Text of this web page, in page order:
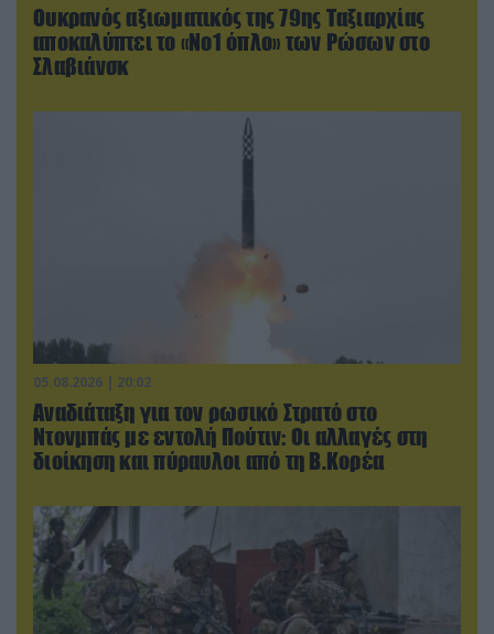
Ουκρανός αξιωματικός της 79ης Ταξιαρχίας
αποκαλύπτει το «Νο1 όπλο» των Ρώσων στο
Σλαβιάνσκ
05.08.2026 | 20:02
Αναδιάταξη για τον ρωσικό Στρατό στο
Ντονμπάς με εντολή Πούτιν: Οι αλλαγές στη
διοίκηση και πύραυλοι από τη Β.Κορέα